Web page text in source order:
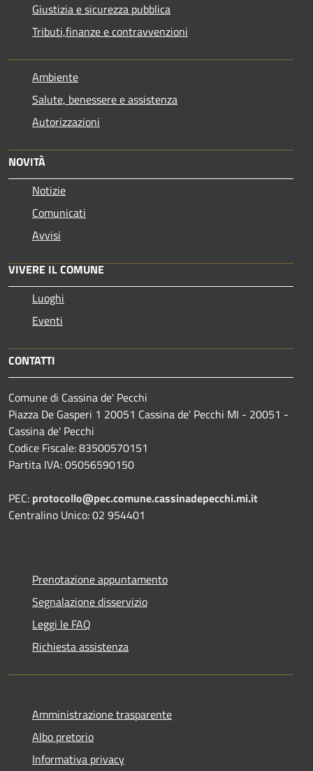
Giustizia e sicurezza pubblica
Tributi,finanze e contravvenzioni
Ambiente
Salute, benessere e assistenza
Autorizzazioni
NOVITÀ
Notizie
Comunicati
Avvisi
VIVERE IL COMUNE
Luoghi
Eventi
CONTATTI
Comune di Cassina de' Pecchi
Piazza De Gasperi 1 20051 Cassina de' Pecchi MI - 20051 -
Cassina de' Pecchi
Codice Fiscale: 83500570151
Partita IVA: 05056590150
PEC: protocollo@pec.comune.cassinadepecchi.mi.it
Centralino Unico: 02 954401
Prenotazione appuntamento
Segnalazione disservizio
Leggi le FAQ
Richiesta assistenza
Amministrazione trasparente
Albo pretorio
Informativa privacy